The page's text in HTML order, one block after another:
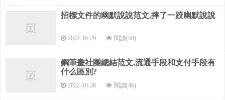
文字結構應該準確，完整，精練，高度概括文章的主要目
的和結果.
為政府決策提出科學建議
進一步深入研究提出建議
招標文件的幽默說說范文,摔了一跤幽默說說
2022-10-29 閱讀(58)
鋼筆畫社團總結范文,流通手段和支付手段有
什么區別?
2022-10-30 閱讀(46)